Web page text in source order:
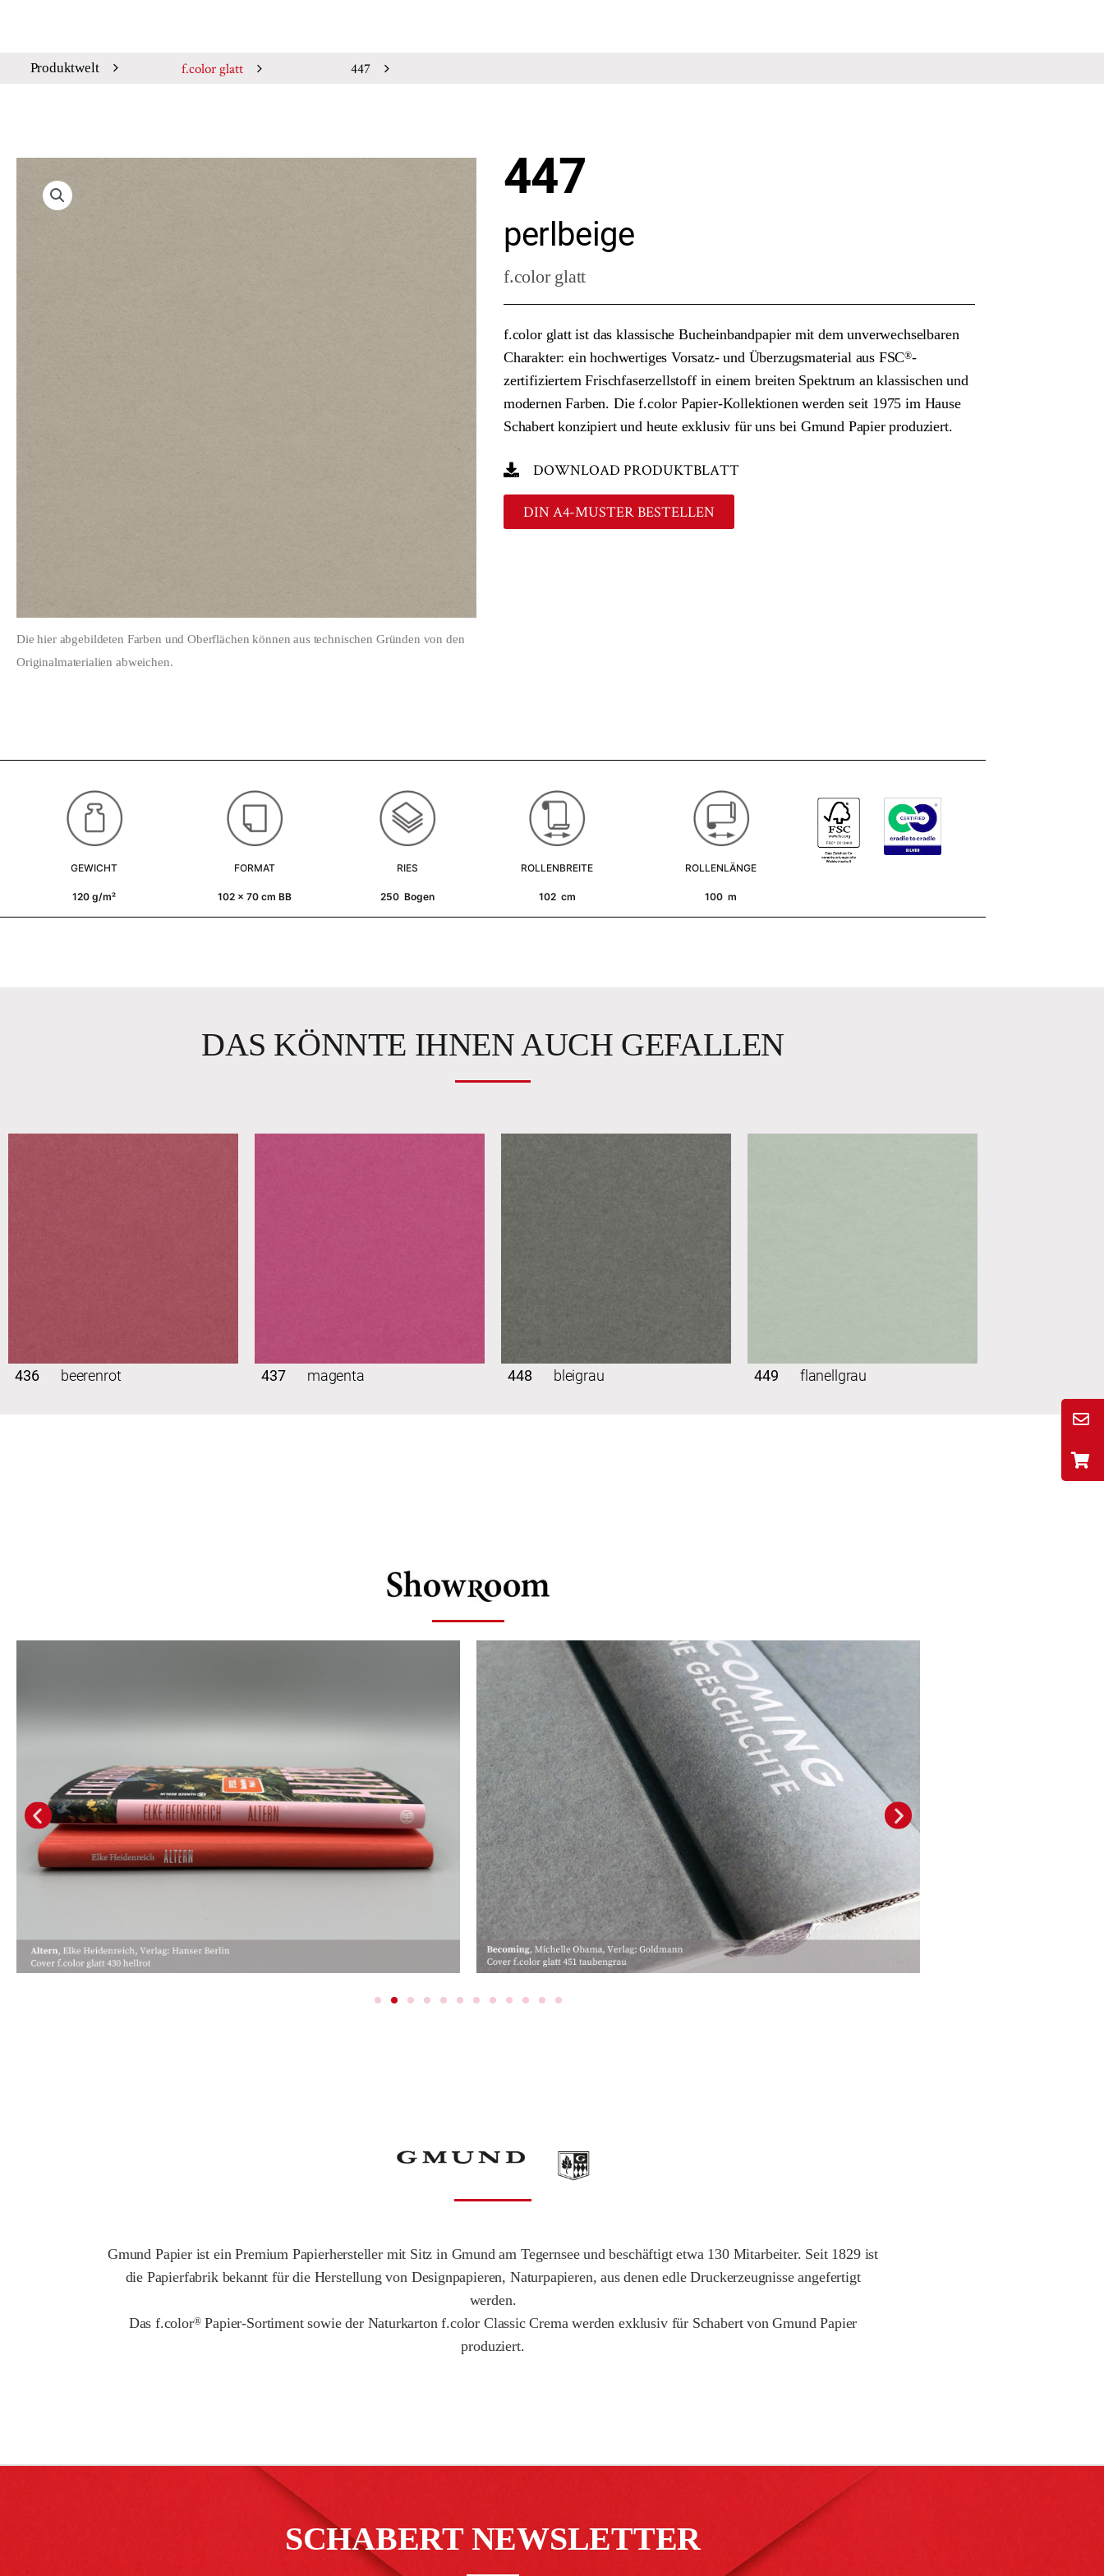
Produktwelt f.color glatt 447
Die hier abgebildeten Farben und Oberflächen können aus technischen Gründen von den
Originalmaterialien abweichen.
447
perlbeige
f.color glatt
f.color glatt ist das klassische Bucheinbandpapier mit dem unverwechselbaren
Charakter: ein hochwertiges Vorsatz- und Überzugsmaterial aus FSC®-
zertifiziertem Frischfaserzellstoff in einem breiten Spektrum an klassischen und
modernen Farben. Die f.color Papier-Kollektionen werden seit 1975 im Hause
Schabert konzipiert und heute exklusiv für uns bei Gmund Papier produziert.
DOWNLOAD PRODUKTBLATT
DIN A4-MUSTER BESTELLEN
GEWICHT
120 g/m²
FORMAT
102 x 70 cm BB
RIES
250 Bogen
ROLLENBREITE
102 cm
ROLLENLÄNGE
100 m
DAS KÖNNTE IHNEN AUCH GEFALLEN
436 beerenrot 437 magenta 448 bleigrau 449 flanellgrau
Gmund Papier ist ein Premium Papierhersteller mit Sitz in Gmund am Tegernsee und beschäftigt etwa 130 Mitarbeiter. Seit 1829 ist
die Papierfabrik bekannt für die Herstellung von Designpapieren, Naturpapieren, aus denen edle Druckerzeugnisse angefertigt
werden.
Das f.color®Papier-Sortiment sowie der Naturkarton f.color Classic Crema werden exklusiv für Schabert von Gmund Papier
produziert.
SCHABERT NEWSLETTER